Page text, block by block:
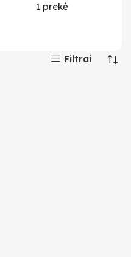
1 prekė
Filtrai